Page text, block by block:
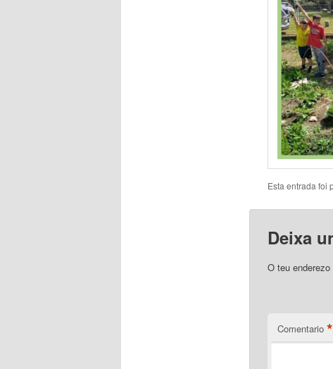
Esta entrada foi
Deixa
O teu
Comentario *